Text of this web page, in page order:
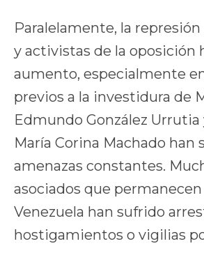
Paralelamente, la
y activistas de la oposición
aumento, especialmente
previos a la investidura de
Edmundo González Urrutia
María Corina Machado han
amenazas constantes.
asociados que
Venezuela han sufrido
hostigamientos o vigilias